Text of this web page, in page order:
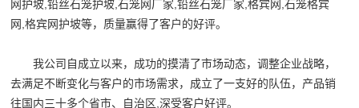
网护坡,铅丝石笼护坡,石笼网厂家,铅丝石笼厂家,格宾网,石笼格宾
网,格宾网护坡等，质量赢得了客户的好评。
我公司自成立以来，成功的摸清了市场动态，调整企业战略，
去满足不断变化与客户的市场需求，成立了一支好的队伍，产品销
往国内三十多个省市、自治区,深受客户好评。